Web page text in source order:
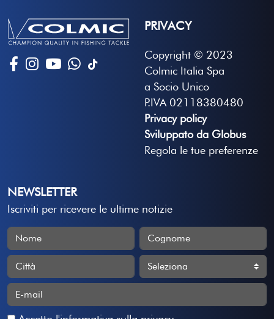
PRIVACY
Copyright © 2023
Colmic Italia Spa
a Socio Unico
P.IVA 02118380480
Privacy policy
Sviluppato da Globus
Regola le tue preferenze
NEWSLETTER
Iscriviti per ricevere le ultime notizie